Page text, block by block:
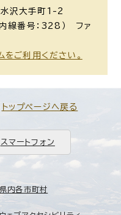
沢大手町1-2
番号：328） ファ
をご利用ください。
トップページへ戻る
スマートフォン
県内各市町村